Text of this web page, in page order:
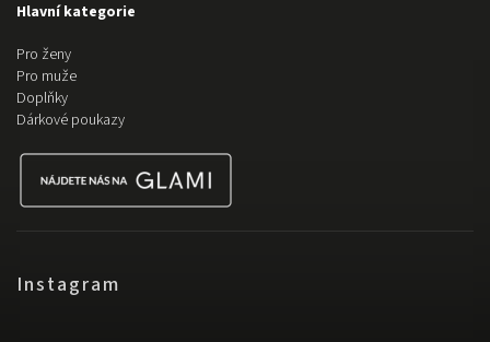
Hlavní kategorie
Pro ženy
Pro muže
Doplňky
Dárkové poukazy
Instagram